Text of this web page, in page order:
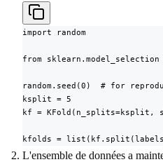
import random
from sklearn.model_selection
random.seed(0)  # for
ksplit = 5
kf = KFold(n_splits=ksplit,
kfolds =
L'ensemble de données a